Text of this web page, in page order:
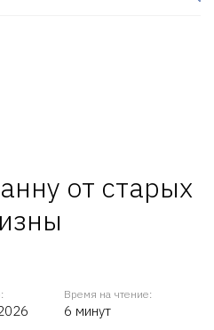
от старых
Время на чтение:
6 минут